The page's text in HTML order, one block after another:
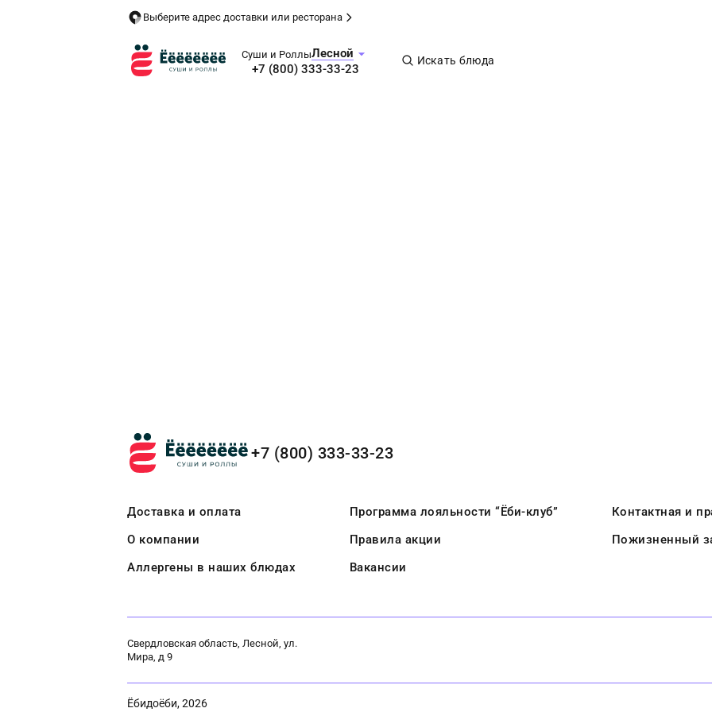
Выберите адрес доставки или ресторана
Суши и РоллыЛесной
+7 (800) 333-33-23
Искать блюда
+7 (800) 333-33-23
Доставка и оплата
О компании
Аллергены в наших блюдах
Программа лояльности “Ёби-клуб”
Правила акции
Вакансии
Контактная и
Пожизненный
Свердловская область, Лесной, ул.
Мира, д 9
Ёбидоёби, 2026